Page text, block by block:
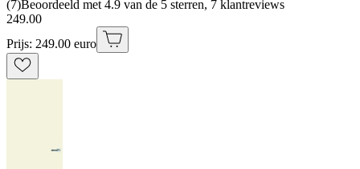
(7)Beoordeeld met 4.9 van de 5 sterren, 7 klantreviews
249.00
Prijs: 249.00 euro